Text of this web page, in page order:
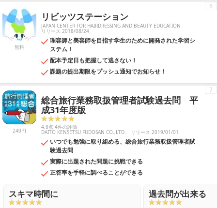
無料
リビッツステーション
JAPAN CENTER FOR HAIRDRESSING AND BEAUTY EDUCATION
リリース 2018/08/24
理容師と美容師を目指す学生のために開発された学習シ
ステム！
配本予定日も把握して逃さない！
課題の提出期限をプッシュ通知でお知らせ！
6
240円
総合旅行業務取扱管理者試験過去問 平
成31年度版
4.8点 4件の評価
DAITO KENSETSU FUDOSAN CO.,LTD. リリース 2019/01/01
いつでも勉強に取り組める、総合旅行業務取扱管理者試
験過去問
実際に出題された問題に挑戦できる
正答率を手軽に調べることができる
7
スキマ時間に 過去問が出来る